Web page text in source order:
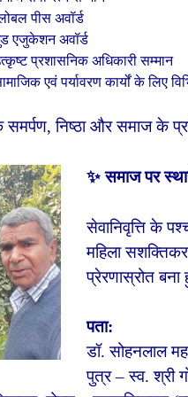
पीस अवॉर्ड
एजुकेशन अवॉर्ड
प्रशासनिक अधिकारी सम्मान
एवं पर्यावरण कार्यों के लिए
निष्ठा और समाज के
✨ समाज पर
सेवानिवृत्ति के
महिला
प्रेरणास्रोत
पता:
डॉ. सोहनलाल
पुत्र – स्व. श्री